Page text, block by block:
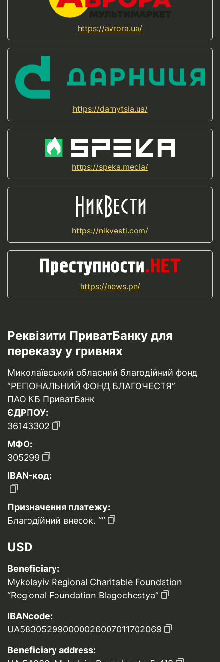
https://avrora.ua/
https://darnytsia.ua/
https://speka.media/
https://nikvesti.com/
https://news.pn/
Реквізити ПриватБанку для
переказу у гривнях
Миколаївський обласний благодійний фонд
“РЕГІОНАЛЬНИЙ ФОНД БЛАГОЧЕСТЯ”
ПАО КБ ПриватБанк
ЄДРПОУ:
36143302
МФО:
305299
IBAN-код:
Призначення платежу:
Благодійний внесок. “”
USD
Beneficiary:
Mykolayiv Regional Charitable Foundation
“Regional Foundation Blagochestya”
IBANcode:
UA583052990000026007011702069
Beneficiary address: